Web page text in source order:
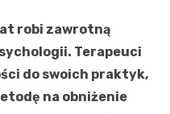
robi zawrotną
Terapeuci
do swoich praktyk,
na obniżenie